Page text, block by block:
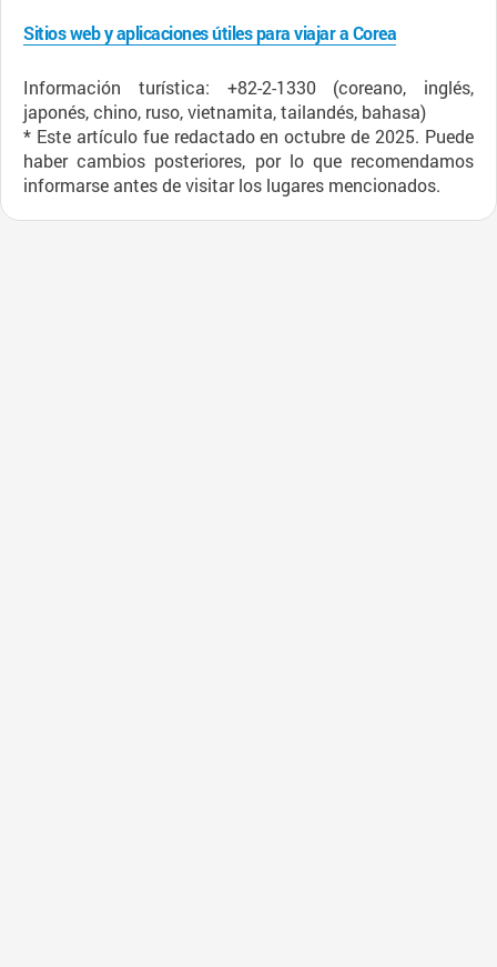
Sitios web y aplicaciones útiles para viajar a Corea
Información turística: +82-2-1330 (coreano, inglés,
japonés, chino, ruso, vietnamita, tailandés, bahasa)
* Este artículo fue redactado en octubre de 2025. Puede
haber cambios posteriores, por lo que recomendamos
informarse antes de visitar los lugares mencionados.